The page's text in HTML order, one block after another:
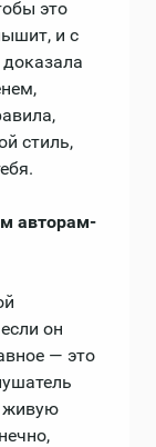
это
и с
стиль,
авторам-
он
— это
живую